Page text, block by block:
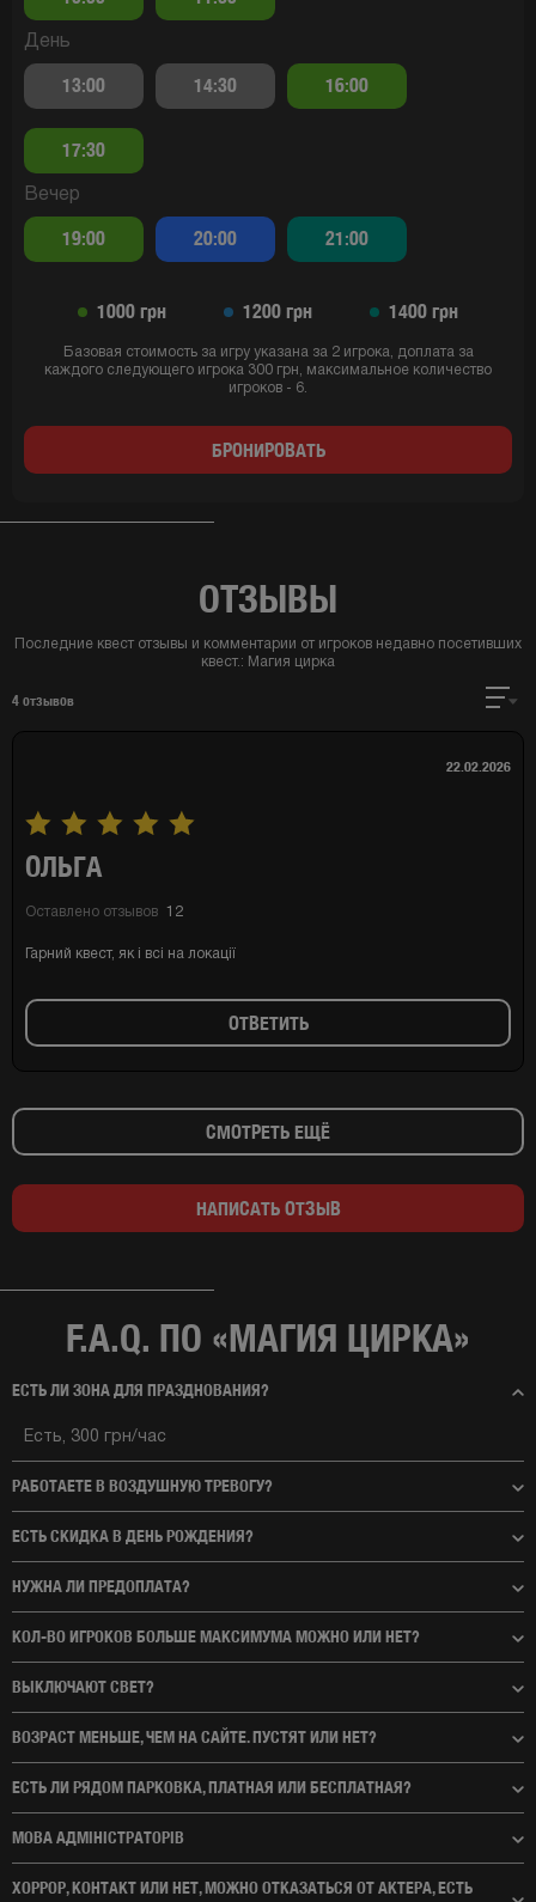
День
13:00 14:30 16:00
17:30
Вечер
19:00 20:00 21:00
1000 грн 1200 грн 1400 грн
Базовая стоимость за игру указана за 2 игрока, доплата за
каждого следующего игрока 300 грн, максимальное количество
игроков - 6.
БРОНИРОВАТЬ
ОТЗЫВЫ
Последние квест отзывы и комментарии от игроков недавно посетивших
квест.: Магия цирка
4 отзывов
ОЛЬГА
Оставлено отзывов 12
22.02.2026
Гарний квест, як і всі на локації
ОТВЕТИТЬ
СМОТРЕТЬ ЕЩЁ
НАПИСАТЬ ОТЗЫВ
F.A.Q. ПО «МАГИЯ ЦИРКА»
ЕСТЬ ЛИ ЗОНА ДЛЯ ПРАЗДНОВАНИЯ?
Есть, 300 грн/час
РАБОТАЕТЕ В ВОЗДУШНУЮ ТРЕВОГУ?
ЕСТЬ СКИДКА В ДЕНЬ РОЖДЕНИЯ?
НУЖНА ЛИ ПРЕДОПЛАТА?
КОЛ-ВО ИГРОКОВ БОЛЬШЕ МАКСИМУМА МОЖНО ИЛИ НЕТ?
ВЫКЛЮЧАЮТ СВЕТ?
ВОЗРАСТ МЕНЬШЕ, ЧЕМ НА САЙТЕ. ПУСТЯТ ИЛИ НЕТ?
ЕСТЬ ЛИ РЯДОМ ПАРКОВКА, ПЛАТНАЯ ИЛИ БЕСПЛАТНАЯ?
МОВА АДМІНІСТРАТОРІВ
ХОРРОР, КОНТАКТ ИЛИ НЕТ, МОЖНО ОТКАЗАТЬСЯ ОТ АКТЕРА, ЕСТЬ